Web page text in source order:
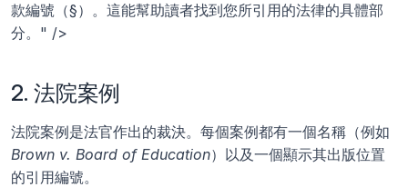
款編號（§）。這能幫助讀者找到您所引用的法律的具體部
分。" />
2. 法院案例
Brown v. Board of Education）以及一個顯示其出版位置
的引用編號。